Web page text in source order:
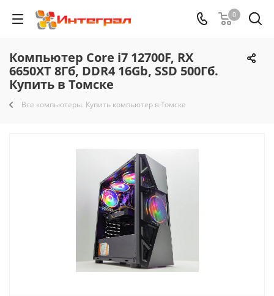
0
Компьютер Core i7 12700F, RX
6650XT 8Гб, DDR4 16Gb, SSD 500Гб.
Купить в Томске
Все компьютеры. Купить компьютер в Томске